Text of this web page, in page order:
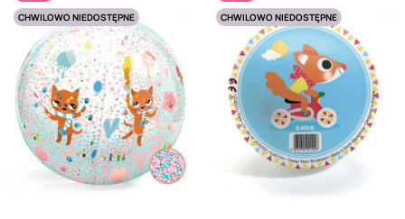
CHWILOWO NIEDOSTĘPNE
CHWILOWO NIEDOSTĘPNE